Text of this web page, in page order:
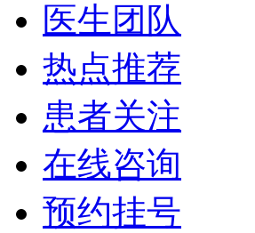
医生团队
热点推荐
患者关注
在线咨询
预约挂号